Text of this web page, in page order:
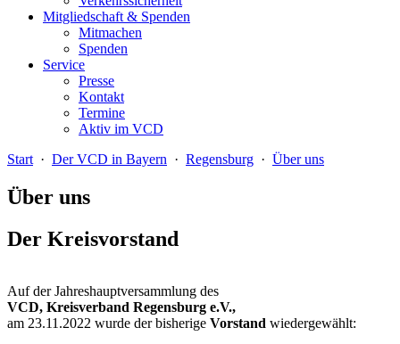
Mitgliedschaft & Spenden
Mitmachen
Spenden
Service
Presse
Kontakt
Termine
Aktiv im VCD
Start · Der VCD in Bayern · Regensburg · Über uns
Über uns
Der Kreisvorstand
Auf der Jahreshauptversammlung des
VCD, Kreisverband Regensburg e.V.,
am 23.11.2022 wurde der bisherige Vorstand wiedergewählt: